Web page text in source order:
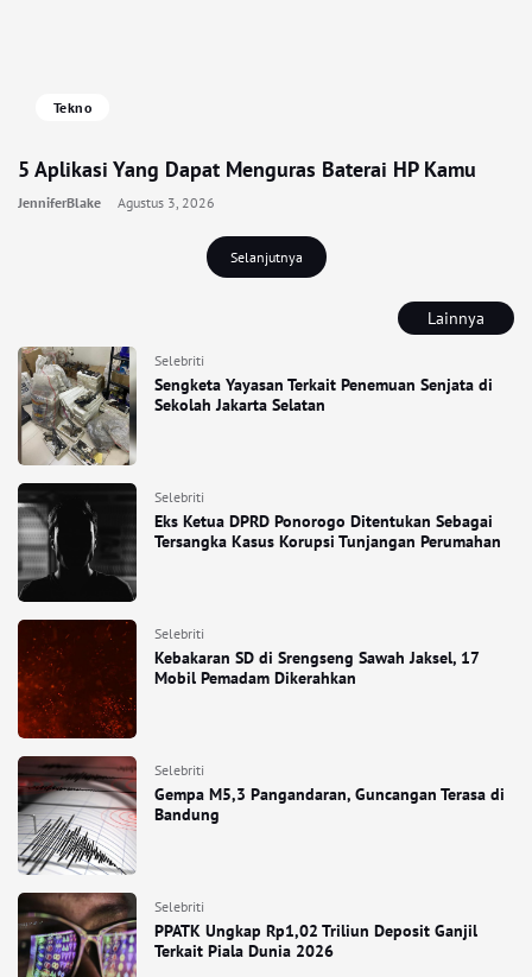
Lainnya
Selebriti
Sengketa Yayasan Terkait Penemuan Senjata di
Sekolah Jakarta Selatan
Selebriti
Eks Ketua DPRD Ponorogo Ditentukan Sebagai
Tersangka Kasus Korupsi Tunjangan Perumahan
Selebriti
Kebakaran SD di Srengseng Sawah Jaksel, 17
Mobil Pemadam Dikerahkan
Selebriti
Gempa M5,3 Pangandaran, Guncangan Terasa di
Bandung
Selebriti
PPATK Ungkap Rp1,02 Triliun Deposit Ganjil
Terkait Piala Dunia 2026
Tekno
5 Aplikasi Yang Dapat Menguras Baterai HP Kamu
JenniferBlake Agustus 3, 2026
Selanjutnya